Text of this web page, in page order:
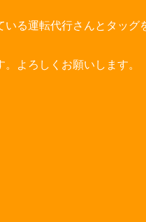
る運転代行さんとタッグ
よろしくお願いします。